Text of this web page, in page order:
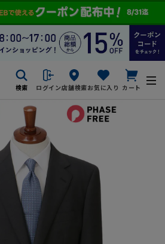
検索 ログイン店舗検索お気に入り カート